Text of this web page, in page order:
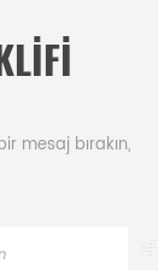
mesaj bırakın,